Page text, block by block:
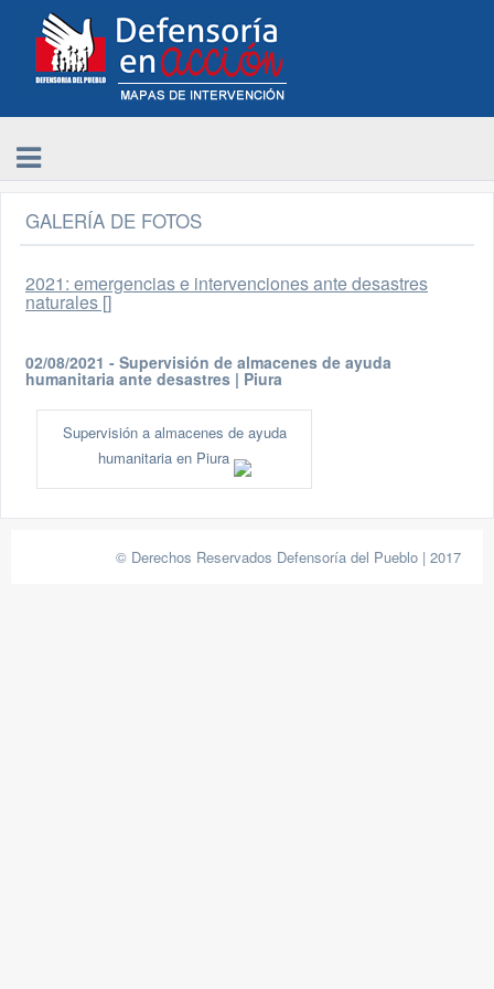
GALERÍA DE FOTOS
2021: emergencias e intervenciones ante desastres
naturales []
02/08/2021 - Supervisión de almacenes de ayuda
humanitaria ante desastres | Piura
Supervisión a almacenes de ayuda
humanitaria en Piura
© Derechos Reservados Defensoría del Pueblo | 2017